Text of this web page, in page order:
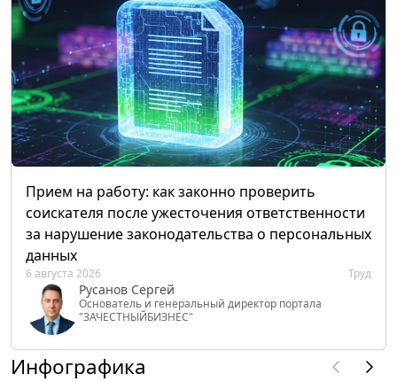
Прием на работу: как законно проверить
соискателя после ужесточения ответственности
за нарушение законодательства о персональных
данных
6 августа 2026 Труд
Русанов Сергей
Основатель и генеральный директор портала
"ЗАЧЕСТНЫЙБИЗНЕС"
Инфографика